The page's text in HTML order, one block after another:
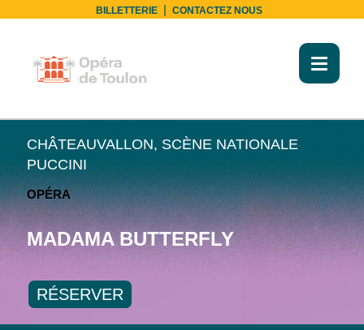
BILLETTERIE CONTACTEZ NOUS
CHÂTEAUVALLON, SCÈNE NATIONALE
PUCCINI
OPÉRA
MADAMA BUTTERFLY
RÉSERVER